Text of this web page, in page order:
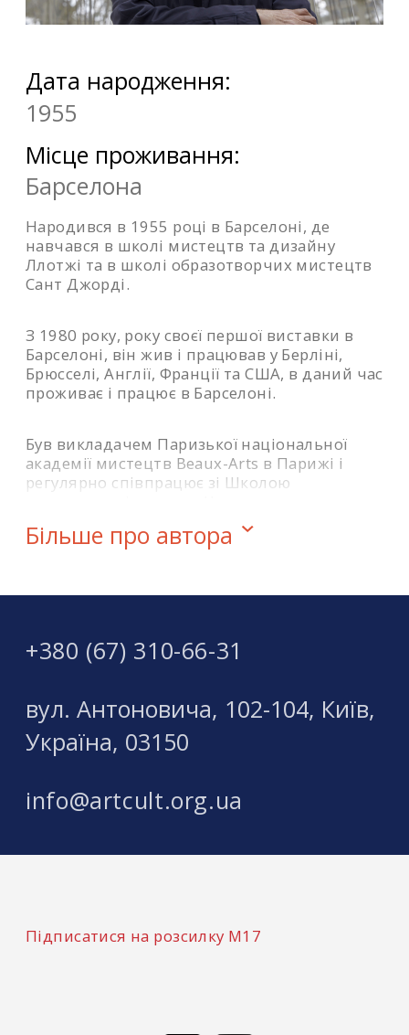
Дата народження:
1955
Місце проживання:
Барселона
Народився в 1955 році в Барселоні, де
навчався в школі мистецтв та дизайну
Ллотжі та в школі образотворчих мистецтв
Сант Джорді.
З 1980 року, року своєї першої виставки в
Барселоні, він жив і працював у Берліні,
Брюсселі, Англії, Франції та США, в даний час
проживає і працює в Барселоні.
Був викладачем Паризької національної
академії мистецтв Beaux-Arts в Парижі і
регулярно співпрацює зі Школою
запрошений професор. Він також читав
чимало лекцій та курсів в інших
національні та міжнародні нагороди,
включаючи Медаль де Шевальє,
у 1993 році, та Національну премію уряду
образотворчого мистецтва Каталонії у 1997
році.
Більше про автора
+380 (67) 310-66-31
вул. Антоновича, 102-104, Київ,
Україна, 03150
info@artcult.org.ua
Підписатися на розсилку М17